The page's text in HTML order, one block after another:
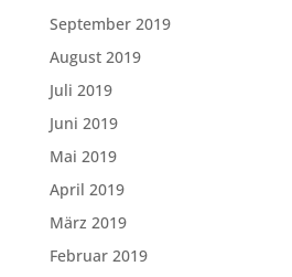
September 2019
August 2019
Juli 2019
Juni 2019
Mai 2019
April 2019
März 2019
Februar 2019